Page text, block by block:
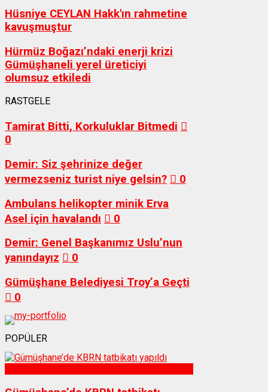
Hüsniye CEYLAN Hakk'ın rahmetine
kavuşmuştur
Hürmüz Boğazı’ndaki enerji krizi
Gümüşhaneli yerel üreticiyi
olumsuz etkiledi
RASTGELE
Tamirat Bitti, Korkuluklar Bitmedi
0
Demir: Siz şehrinize değer
vermezseniz turist niye gelsin?
0
Ambulans helikopter minik Erva
Asel için havalandı
0
Demir: Genel Başkanımız Uslu’nun
yanındayız
0
Gümüşhane Belediyesi Troy’a Geçti
0
POPÜLER